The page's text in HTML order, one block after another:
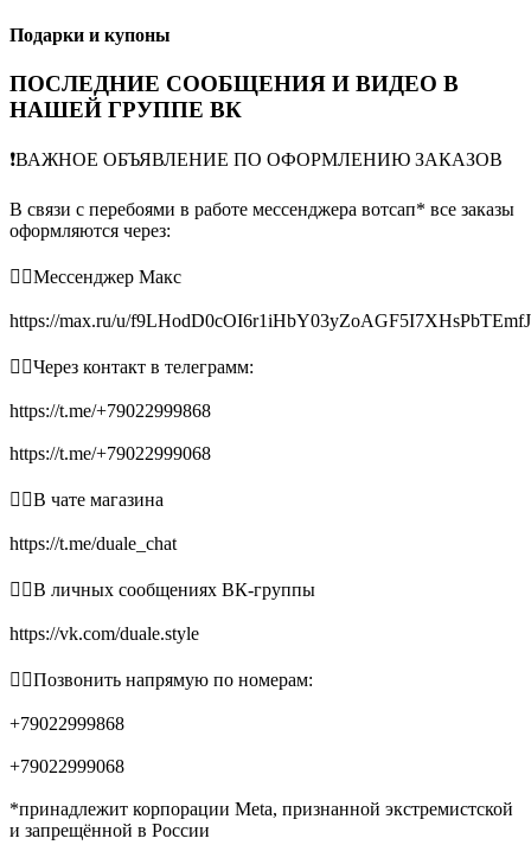
Подарки и купоны
ПОСЛЕДНИЕ СООБЩЕНИЯ И ВИДЕО В
НАШЕЙ ГРУППЕ ВК
❗️ВАЖНОЕ ОБЪЯВЛЕНИЕ ПО ОФОРМЛЕНИЮ ЗАКАЗОВ
В связи с перебоями в работе мессенджера вотсап* все заказы
оформляются через:
👉🏻Мессенджер Макс
https://max.ru/u/
👉🏻Через контакт в телеграмм:
https://t.me/+79022999868
https://t.me/+79022999068
👉🏻В чате магазина
https://t.me/duale_chat
👉🏻В личных сообщениях ВК-группы
https://vk.com/duale.style
👉🏻Позвонить напрямую по номерам:
+79022999868
+79022999068
*принадлежит корпорации Meta, признанной экстремистской
и запрещённой в России